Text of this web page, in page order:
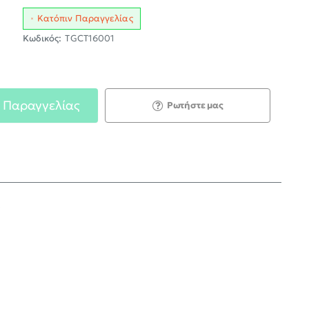
Κατόπιν Παραγγελίας
Κωδικός: TGCT16001
Ρωτήστε μας